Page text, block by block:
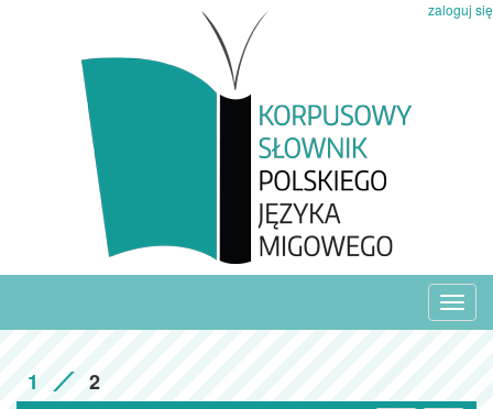
zaloguj się
1 2